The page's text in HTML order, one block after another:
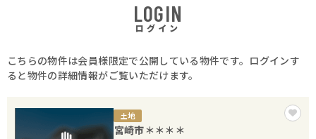
LOGIN
ログイン
こちらの物件は会員様限定で公開している物件です。ログインす
ると物件の詳細情報がご覧いただけます。
土地
宮崎市＊＊＊＊